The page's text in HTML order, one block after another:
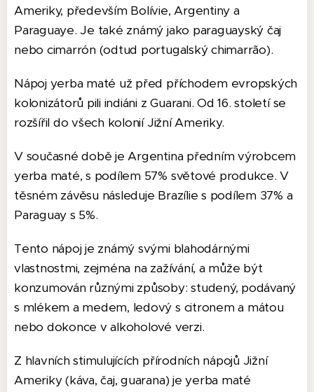
Ameriky, především Bolívie, Argentiny a
Paraguaye. Je také známý jako paraguayský čaj
nebo cimarrón (odtud portugalský chimarrão).
Nápoj yerba maté už před příchodem evropských
kolonizátorů pili indiáni z Guarani. Od 16. století se
rozšířil do všech kolonií Jižní Ameriky.
V současné době je Argentina předním výrobcem
yerba maté, s podílem 57% světové produkce. V
těsném závěsu následuje Brazílie s podílem 37% a
Paraguay s 5%.
Tento nápoj je známý svými blahodárnými
vlastnostmi, zejména na zažívání, a může být
konzumován různými způsoby: studený, podávaný
s mlékem a medem, ledový s citronem a mátou
nebo dokonce v alkoholové verzi.
Z hlavních stimulujících přírodních nápojů Jižní
Ameriky (káva, čaj, guarana) je yerba maté